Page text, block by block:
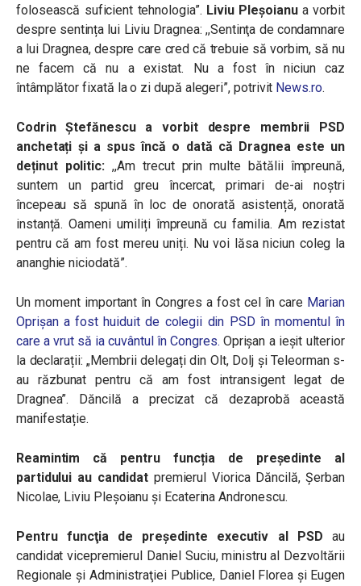
folosească suficient tehnologia”. Liviu Pleșoianua vorbit
despre sentința lui Liviu Dragnea: ,,Sentinţa de condamnare
a lui Dragnea, despre care cred că trebuie să vorbim, să nu
ne facem că nu a existat. Nu a fost în niciun caz
întâmplător fixată la o zi după alegeri”, potrivit News.ro.
Codrin Ștefănescu a vorbit despre membrii PSD
anchetați și a spus încă o dată că Dragnea este un
deținut politic: ,,Am trecut prin multe bătălii împreună,
suntem un partid greu încercat, primari de-ai noștri
începeau să spună în loc de onorată asistență, onorată
instanță. Oameni umiliți împreună cu familia. Am rezistat
pentru că am fost mereu uniți. Nu voi lăsa niciun coleg la
ananghie niciodată”.
Un moment important în Congres a fost cel în care Marian
Oprişan a fost huiduit de colegii din PSD în momentul în
care a vrut să ia cuvântul în Congres. Oprișan a ieșit ulterior
la declarații: „Membrii delegați din Olt, Dolj și Teleorman s-
au răzbunat pentru că am fost intransigent legat de
Dragnea”. Dăncilă a precizat că dezaprobă această
manifestație.
Reamintim că pentru funcția de președinte al
partidului au candidat premierul Viorica Dăncilă, Șerban
Nicolae, Liviu Pleşoianu și Ecaterina Andronescu.
Pentru funcţia de preşedinte executiv al PSDau
candidat vicepremierul Daniel Suciu, ministru al Dezvoltării
Regionale şi Administraţiei Publice, Daniel Florea și Eugen